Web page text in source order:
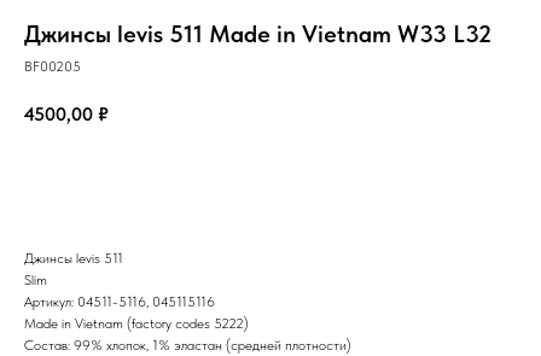
Джинсы levis 511 Made in Vietnam W33 L32
BF00205
4500,00 ₽
Джинсы levis 511
Slim
Артикул: 04511-5116, 045115116
Made in Vietnam (factory codes 5222)
Состав: 99% хлопок, 1% эластан (средней плотности)